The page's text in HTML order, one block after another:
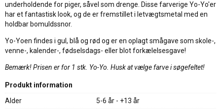
underholdende for piger, såvel som drenge. Disse farverige Yo-Yo'er
har et fantastisk look, og de er fremstillet i letvægtsmetal med en
holdbar bomuldssnor.
Yo-Yoen findes i gul, blå og rød og er en oplagt smågave som skole-,
venne-, kalender-, fødselsdags- eller blot forkælelsesgave!
Bemærk! Prisen er for 1 stk. Yo-Yo. Husk at vælge farve i søgefeltet!
Produkt information
Alder
5-6 år - +13 år